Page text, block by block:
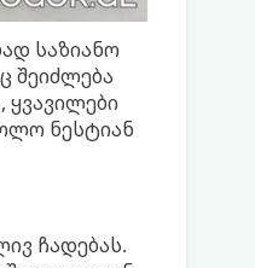
საზიანო
შეიძლება
ნესტიან
ჩადებას.